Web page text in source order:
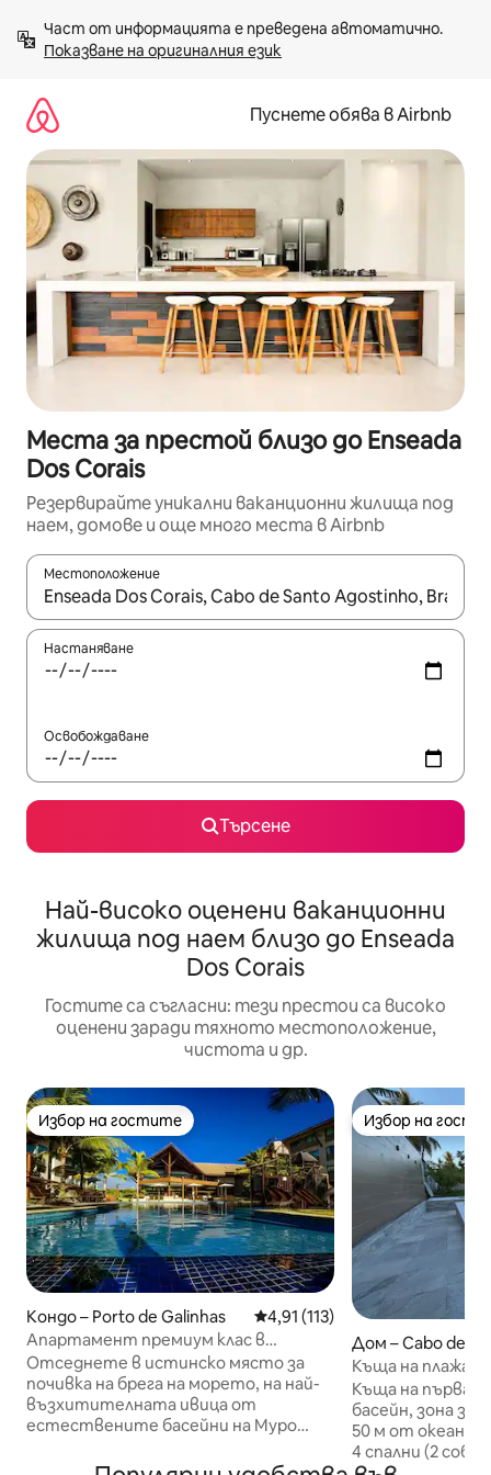
към
съдържанието
Показване на оригиналния език
Пуснете обява в Airbnb
Места за престой близо до Enseada
Dos Corais
Резервирайте уникални ваканционни жилища под
наем, домове и още много места в Airbnb
Местоположение
Когато резултатите се покажат, използвайте
Настаняване
Освобождаване
Търсене
Най-високо оценени ваканционни
жилища под наем близо до Enseada
Dos Corais
Гостите са съгласни: тези престои са високо
оценени заради тяхното местоположение,
чистота и др.
Избор на гостите
Избор на гостите
Кондо – Porto de Galinhas Средна оценка: 4,91 от 5,
4,91 (113)
Апартамент премиум клас в
Polynesia | Частен басейн
Отседнете в истинско място за
почивка на брега на морето, на най-
възхитителната ивица от
естествените басейни на Муро
приземния етаж разполага с
Избор на
Избор на
Дом – Cabo de
Къща на плажа в
минута от
климатик
Къща на първа
басейн, зона за
50 м от океана!
4 спални (2